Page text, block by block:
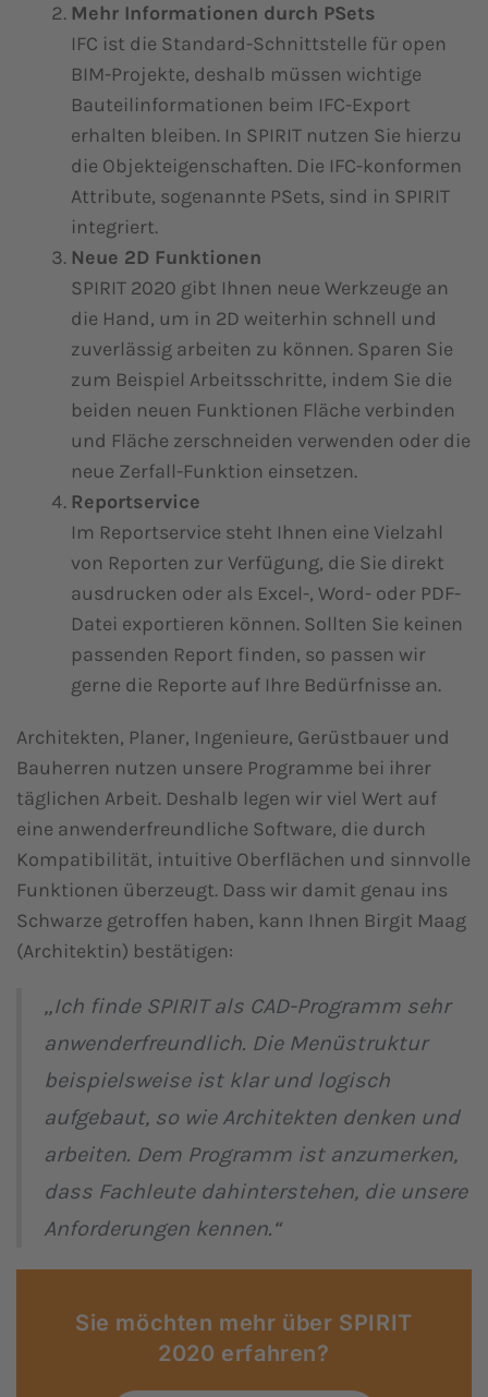
Mehr Informationen durch PSets
IFC ist die Standard-Schnittstelle für open
BIM-Projekte, deshalb müssen wichtige
Bauteilinformationen beim IFC-Export
erhalten bleiben. In SPIRIT nutzen Sie hierzu
die Objekteigenschaften. Die IFC-konformen
Attribute, sogenannte PSets, sind in SPIRIT
integriert.
Neue 2D Funktionen
SPIRIT 2020 gibt Ihnen neue Werkzeuge an
die Hand, um in 2D weiterhin schnell und
zuverlässig arbeiten zu können. Sparen Sie
zum Beispiel Arbeitsschritte, indem Sie die
beiden neuen Funktionen Fläche verbinden
und Fläche zerschneiden verwenden oder die
neue Zerfall-Funktion einsetzen.
Reportservice
Im Reportservice steht Ihnen eine Vielzahl
von Reporten zur Verfügung, die Sie direkt
ausdrucken oder als Excel-, Word- oder PDF-
Datei exportieren können. Sollten Sie keinen
passenden Report finden, so passen wir
gerne die Reporte auf Ihre Bedürfnisse an.
Architekten, Planer, Ingenieure, Gerüstbauer und
Bauherren nutzen unsere Programme bei ihrer
täglichen Arbeit. Deshalb legen wir viel Wert auf
eine anwenderfreundliche Software, die durch
Kompatibilität, intuitive Oberflächen und sinnvolle
Funktionen überzeugt. Dass wir damit genau ins
Schwarze getroffen haben, kann Ihnen Birgit Maag
(Architektin) bestätigen:
„Ich finde SPIRIT als CAD-Programm sehr
anwenderfreundlich. Die Menüstruktur
beispielsweise ist klar und logisch
aufgebaut, so wie Architekten denken und
arbeiten. Dem Programm ist anzumerken,
dass Fachleute dahinterstehen, die unsere
Anforderungen kennen.“
Sie möchten mehr über SPIRIT
2020 erfahren?